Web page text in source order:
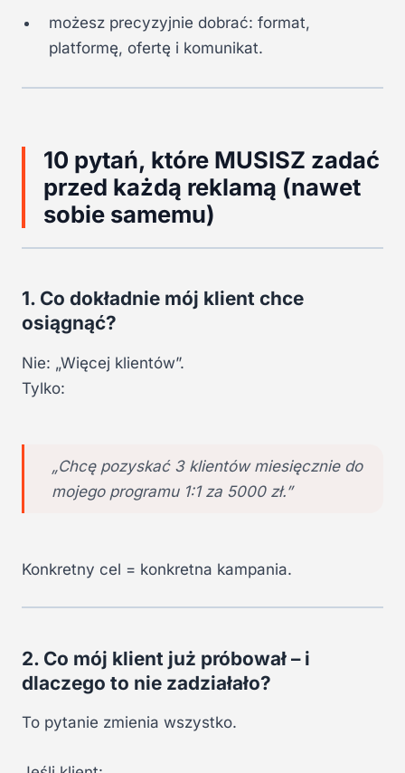
możesz precyzyjnie dobrać: format,
platformę, ofertę i komunikat.
10 pytań, które MUSISZ zadać
przed każdą reklamą (nawet
sobie samemu)
1. Co dokładnie mój klient chce
osiągnąć?
Nie: „Więcej klientów”.
Tylko:
„Chcę pozyskać 3 klientów miesięcznie do
mojego programu 1:1 za 5000 zł.”
Konkretny cel = konkretna kampania.
2. Co mój klient już próbował – i
dlaczego to nie zadziałało?
To pytanie zmienia wszystko.